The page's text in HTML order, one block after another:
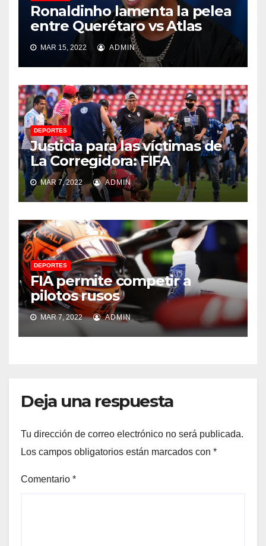
Ronaldinho lamenta la pelea
entre Querétaro vs Atlas
MAR 15, 2022 ADMIN
DEPORTES
Justicia para las víctimas de
La Corregidora: FIFA
MAR 7, 2022 ADMIN
DEPORTES
FIA permite competir a
pilotos rusos
MAR 7, 2022 ADMIN
Deja una respuesta
Tu dirección de correo electrónico no será publicada.
Los campos obligatorios están marcados con *
Comentario *